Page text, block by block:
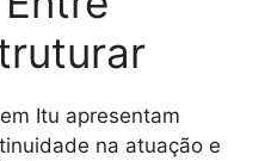
Itu apresentam
na atuação e